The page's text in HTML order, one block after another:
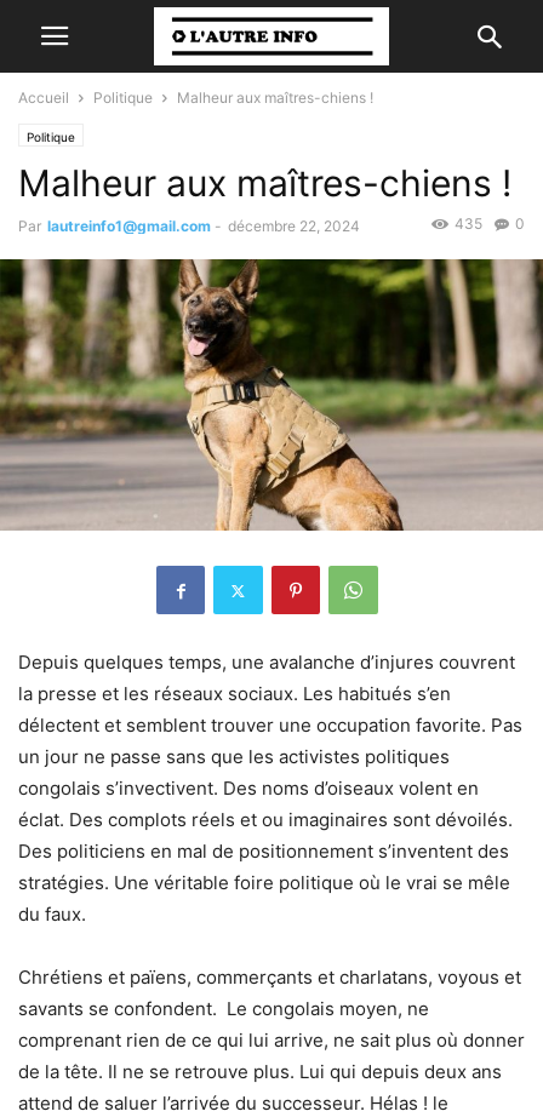
Accueil Politique Malheur aux maîtres-chiens !
Politique
Malheur aux maîtres-chiens !
Par lautreinfo1@gmail.com - décembre 22, 2024 0
435
Depuis quelques temps, une avalanche d’injures couvrent
la presse et les réseaux sociaux. Les habitués s’en
délectent et semblent trouver une occupation favorite. Pas
un jour ne passe sans que les activistes politiques
congolais s’invectivent. Des noms d’oiseaux volent en
éclat. Des complots réels et ou imaginaires sont dévoilés.
Des politiciens en mal de positionnement s’inventent des
stratégies. Une véritable foire politique où le vrai se mêle
du faux.
Chrétiens et païens, commerçants et charlatans, voyous et
savants se confondent. Le congolais moyen, ne
comprenant rien de ce qui lui arrive, ne sait plus où donner
de la tête. Il ne se retrouve plus. Lui qui depuis deux ans
attend de saluer l’arrivée du successeur. Hélas ! le